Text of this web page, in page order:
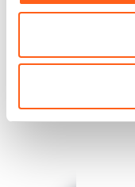
Véhicules